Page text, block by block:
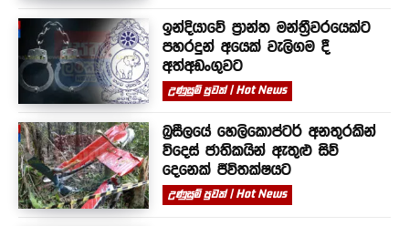
ඉන්දියාවේ ප්‍රාන්ත මන්ත්‍රීවරයෙක්ට
පහරදුන් අයෙක් වැලිගම දී
අත්අඩංගුවට
උණුසුම් පුවත් | Hot News
බ්‍රසීලයේ හෙලිකොප්ටර් අනතුරකින්
විදෙස් ජාතිකයින් ඇතුළු සිව්
දෙනෙක් ජීවිතක්ෂයට
උණුසුම් පුවත් | Hot News